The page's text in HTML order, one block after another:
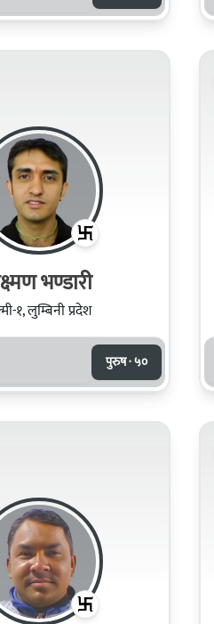
भण्डारी
१, लुम्बिनी प्रदेश
पुरुष · ५०